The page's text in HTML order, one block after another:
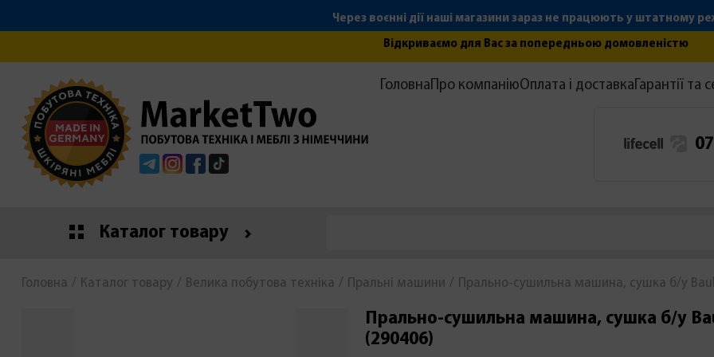
Через воєнні дії наші магазини зараз не працюють у штатному
Відкриваємо для Вас за попередньою домовленістю
TelegramInstagramFacebook
ГоловнаПро компаніюОплата і доставкаГарантії та
Каталог товару
Головна Каталог товару Велика побутова техніка Пральні машини Прально-сушильна машина, сушка б/у
Прально-сушильна машина, сушка б/у
(290406)